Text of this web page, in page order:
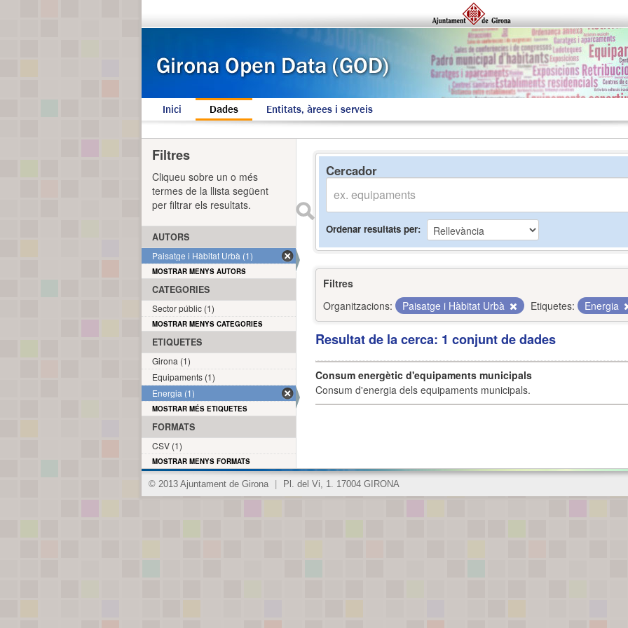
Inici Dades Entitats, àrees i serveis
Cercador
Ordenar resultats per
Filtres
Organitzacions:
Paisatge i Hàbitat Urbà Etiquetes: Energia
Resultat de la cerca: 1 conjunt de dades
Consum energètic d'equipaments municipals
Consum d'energia dels equipaments municipals.
Filtres
Cliqueu sobre un o més
termes de la llista següent
per filtrar els resultats.
AUTORS
Paisatge i Hàbitat Urbà (1)
MOSTRAR MENYS AUTORS
CATEGORIES
Sector públic (1)
MOSTRAR MENYS CATEGORIES
ETIQUETES
Girona (1)
Equipaments (1)
Energia (1)
MOSTRAR MÉS ETIQUETES
FORMATS
CSV (1)
MOSTRAR MENYS FORMATS
© 2013 Ajuntament de Girona Pl. del Vi, 1. 17004 GIRONA